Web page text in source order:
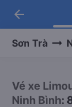
arrow_back
Sơn Trà
Vé xe
Ninh Bình: